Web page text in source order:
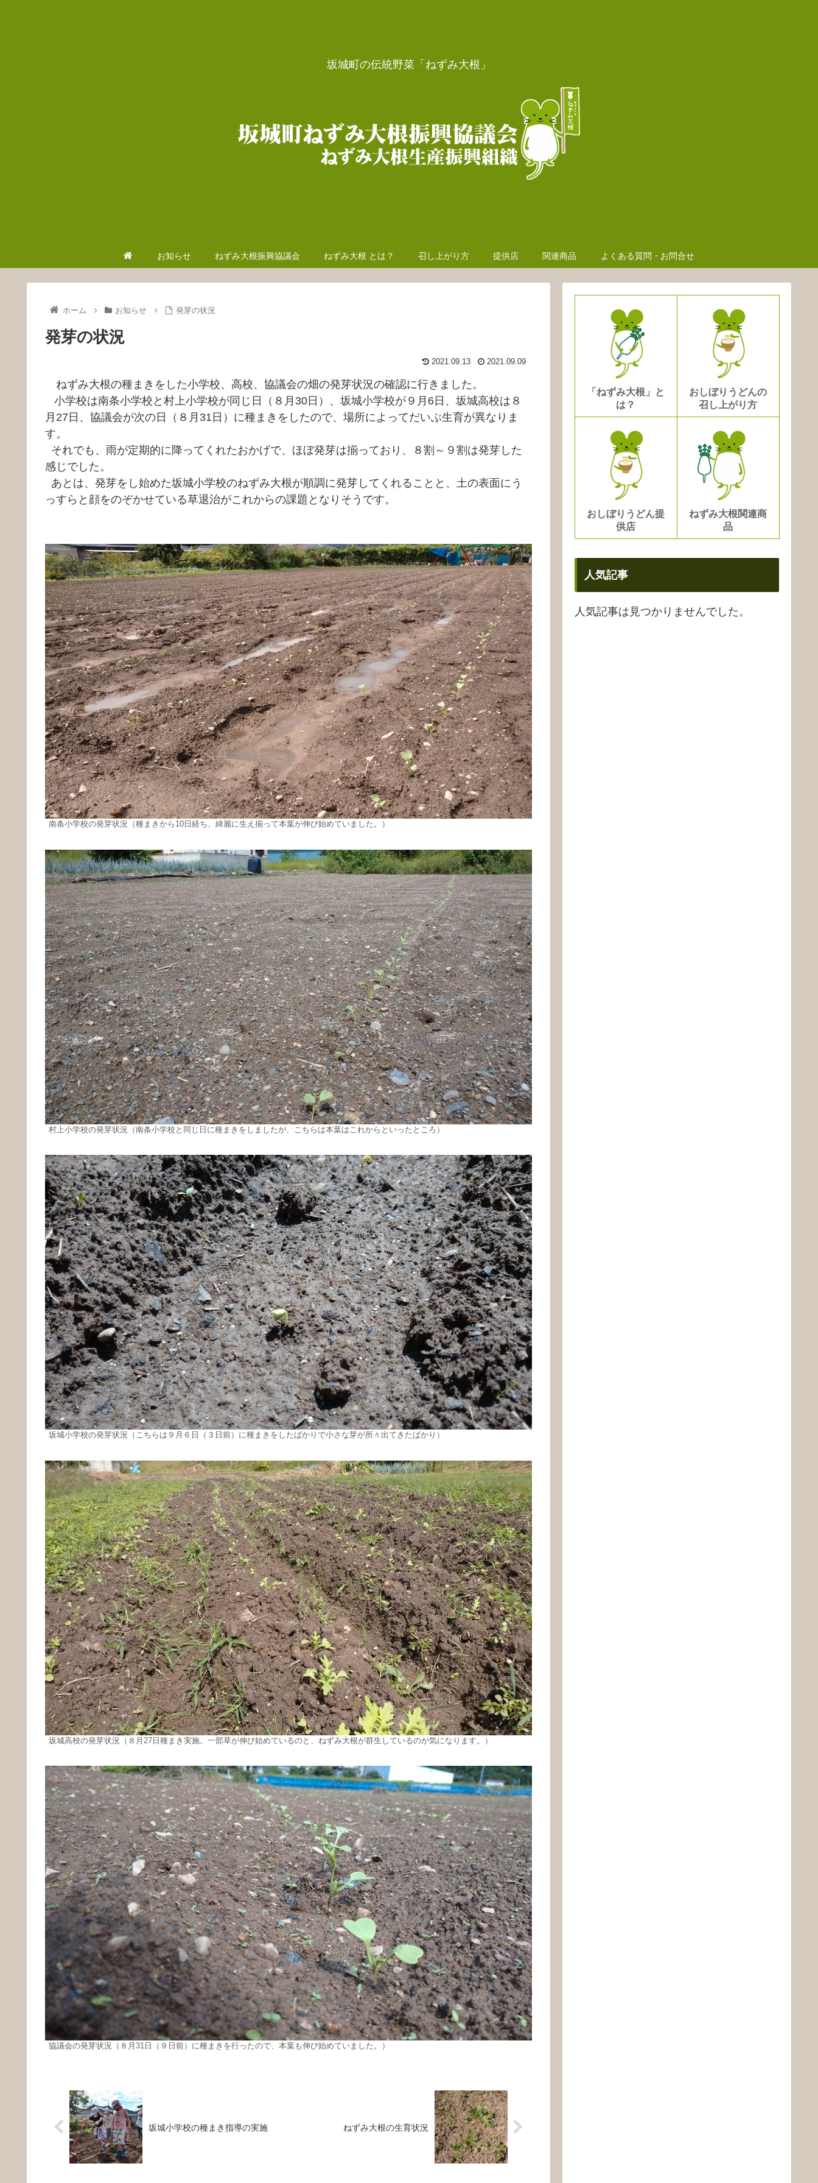
坂城町の伝統野菜「ねずみ大根」
お知らせ ねずみ大根振興協議会 ねずみ大根 とは？ 召し上がり方 提供店 関連商品 よくある質問・お問合せ
ホーム お知らせ 発芽の状況
発芽の状況
2021.09.13 2021.09.09
ねずみ大根の種まきをした小学校、高校、協議会の畑の発芽状況の確認に行きました。
小学校は南条小学校と村上小学校が同じ日（８月30日）、坂城小学校が９月6日、坂城高校は８
月27日、協議会が次の日（８月31日）に種まきをしたので、場所によってだいぶ生育が異なりま
す。
それでも、雨が定期的に降ってくれたおかげで、ほぼ発芽は揃っており、８割～９割は発芽した
感じでした。
あとは、発芽をし始めた坂城小学校のねずみ大根が順調に発芽してくれることと、土の表面にう
っすらと顔をのぞかせている草退治がこれからの課題となりそうです。
南条小学校の発芽状況（種まきから10日経ち、綺麗に生え揃って本葉が伸び始めていました。）
村上小学校の発芽状況（南条小学校と同じ日に種まきをしましたが、こちらは本葉はこれからといったところ）
坂城小学校の発芽状況（こちらは９月６日（３日前）に種まきをしたばかりで小さな芽が所々出てきたばかり）
坂城高校の発芽状況（８月27日種まき実施。一部草が伸び始めているのと、ねずみ大根が群生しているのが気になります。）
協議会の発芽状況（８月31日（９日前）に種まきを行ったので、本葉も伸び始めていました。）
坂城小学校の種まき指導の実施 ねずみ大根の生育状況
「ねずみ大根」と
は？
おしぼりうどんの
召し上がり方
おしぼりうどん提
供店
ねずみ大根関連商
品
人気記事
人気記事は見つかりませんでした。